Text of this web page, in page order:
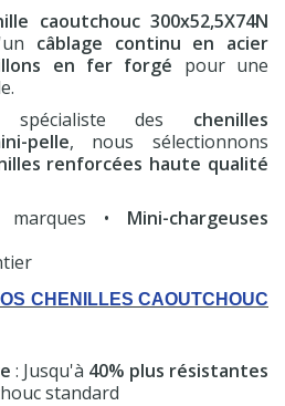
caoutchouc 300x52,5X74N
câblage continu en acier
en fer forgé pour une
des chenilles
pelle, nous sélectionnons
renforcées haute qualité
• Mini-chargeuses
CHENILLES CAOUTCHOUC
: Jusqu'à 40% plus résistantes
standard